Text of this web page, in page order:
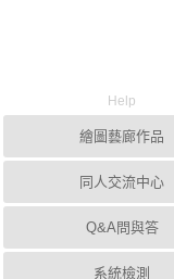
Help
繪圖藝廊作品
同人交流中心
Q&A問與答
系統檢測